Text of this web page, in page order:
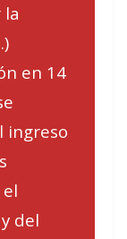
la
en 14
ingreso
del